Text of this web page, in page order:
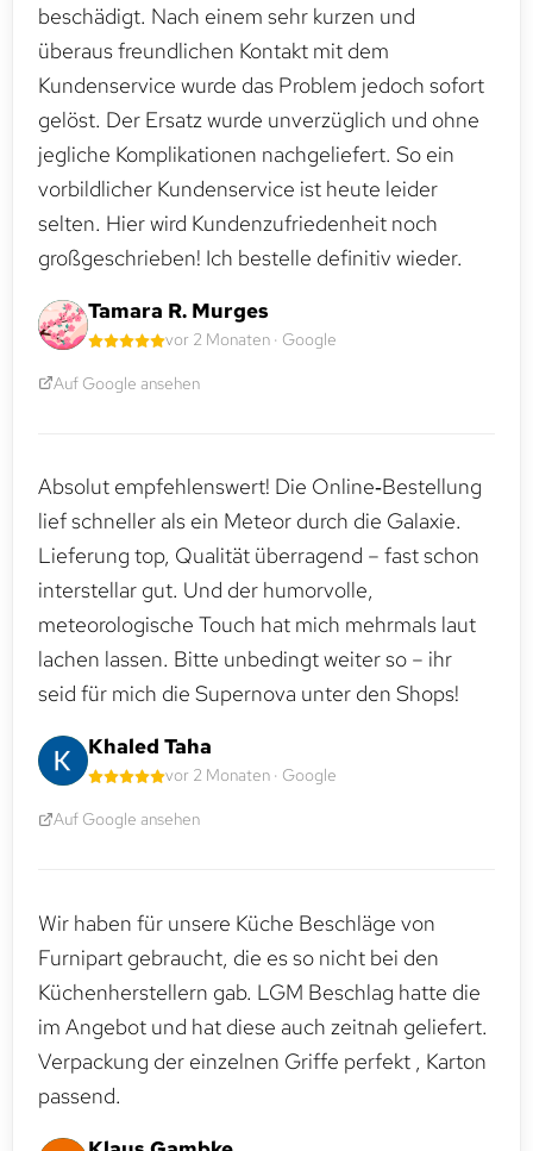
beschädigt. Nach einem sehr kurzen und
überaus freundlichen Kontakt mit dem
Kundenservice wurde das Problem jedoch sofort
gelöst. Der Ersatz wurde unverzüglich und ohne
jegliche Komplikationen nachgeliefert. So ein
vorbildlicher Kundenservice ist heute leider
selten. Hier wird Kundenzufriedenheit noch
großgeschrieben! Ich bestelle definitiv wieder.
Tamara R. Murges
vor 2 Monaten · Google
Auf Google ansehen
Absolut empfehlenswert! Die Online‑Bestellung
lief schneller als ein Meteor durch die Galaxie.
Lieferung top, Qualität überragend – fast schon
interstellar gut. Und der humorvolle,
meteorologische Touch hat mich mehrmals laut
lachen lassen. Bitte unbedingt weiter so – ihr
seid für mich die Supernova unter den Shops!
Khaled Taha
vor 2 Monaten · Google
Auf Google ansehen
Wir haben für unsere Küche Beschläge von
Furnipart gebraucht, die es so nicht bei den
Küchenherstellern gab. LGM Beschlag hatte die
im Angebot und hat diese auch zeitnah geliefert.
Verpackung der einzelnen Griffe perfekt , Karton
passend.